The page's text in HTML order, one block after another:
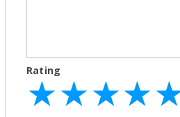
Rating
★
★★
★★★
★★★★
★★★★